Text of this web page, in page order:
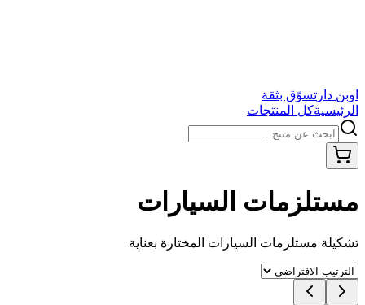
اوبن دار تسوّق بثقة
الرئيسيةكل المنتجات
مستلزمات السيارات
تشكيلة مستلزمات السيارات المختارة بعناية